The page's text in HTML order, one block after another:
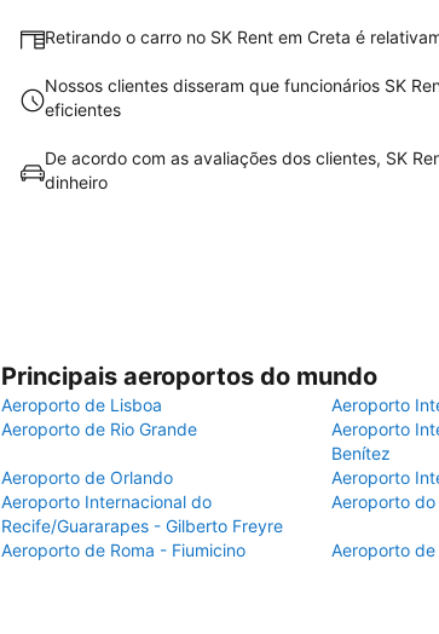
Retirando o carro no SK Rent em Creta é
Nossos clientes disseram que funcionários SK
eficientes
De acordo com as avaliações dos clientes, SK
dinheiro
Principais aeroportos do mundo
Aeroporto de Lisboa
Aeroporto
Aeroporto de Rio Grande
Aeroporto
Benítez
Aeroporto de Orlando
Aeroporto
Aeroporto Internacional do
Recife/Guararapes - Gilberto Freyre
Aeroporto do
Aeroporto de Roma - Fiumicino Aeroporto